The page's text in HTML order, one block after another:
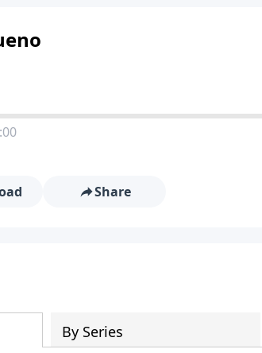
Share
By Series